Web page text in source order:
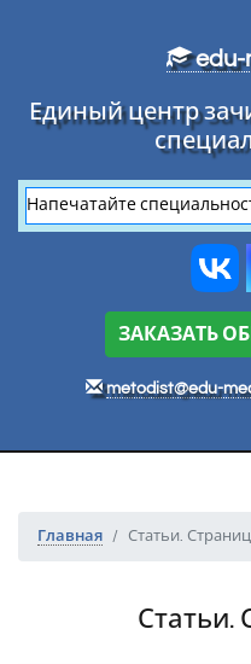
edu-
Единый центр
ЗАКАЗАТЬ
metodist@edu-
Главная Статьи.
Статьи.